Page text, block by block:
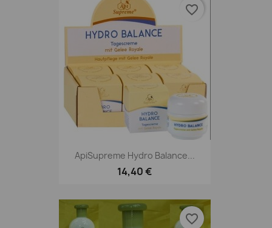
ApiSupreme Hydro Balance...
14,40 €
favorite_border
favorite_border